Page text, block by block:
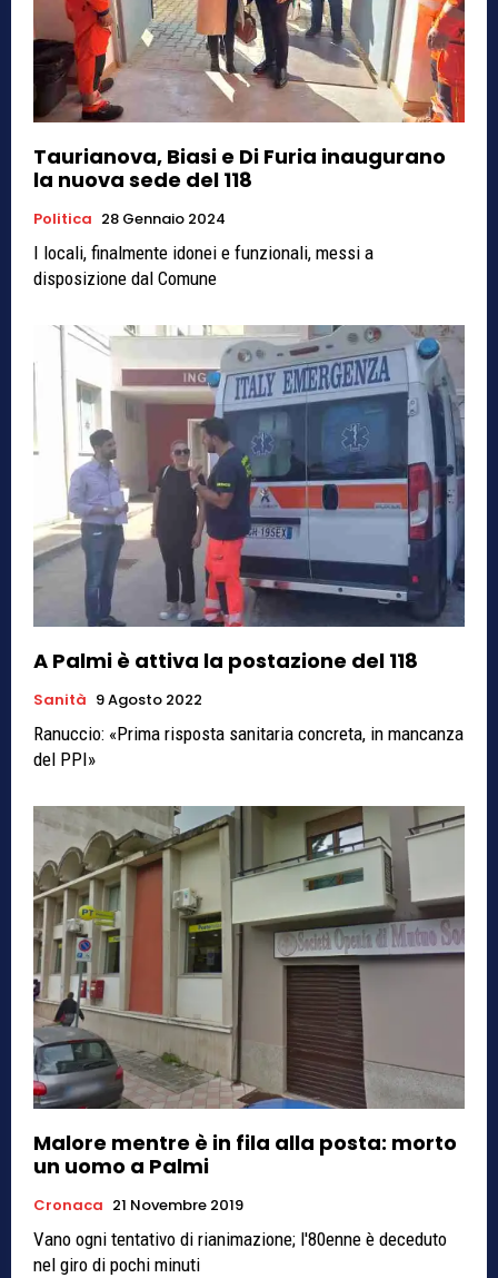
Taurianova, Biasi e Di Furia inaugurano
la nuova sede del 118
Politica 28 Gennaio 2024
I locali, finalmente idonei e funzionali, messi a
disposizione dal Comune
A Palmi è attiva la postazione del 118
Sanità 9 Agosto 2022
Ranuccio: «Prima risposta sanitaria concreta, in mancanza
del PPI»
Malore mentre è in fila alla posta: morto
un uomo a Palmi
Cronaca 21 Novembre 2019
Vano ogni tentativo di rianimazione; l'80enne è deceduto
nel giro di pochi minuti